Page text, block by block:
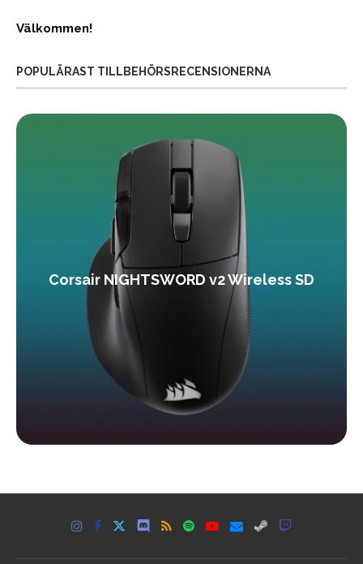
Välkommen!
POPULÄRAST TILLBEHÖRSRECENSIONERNA
Corsair NIGHTSWORD v2 Wireless SD